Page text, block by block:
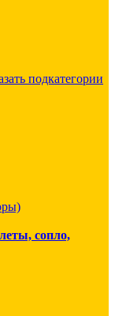
подкатегории
сопло,